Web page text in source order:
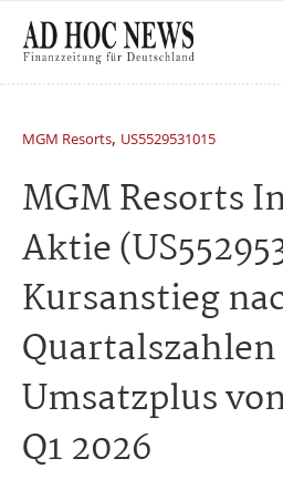
MGM Resorts, US5529531015
MGM Resorts
Aktie
Kursanstieg
Umsatzplus
Q1 2026